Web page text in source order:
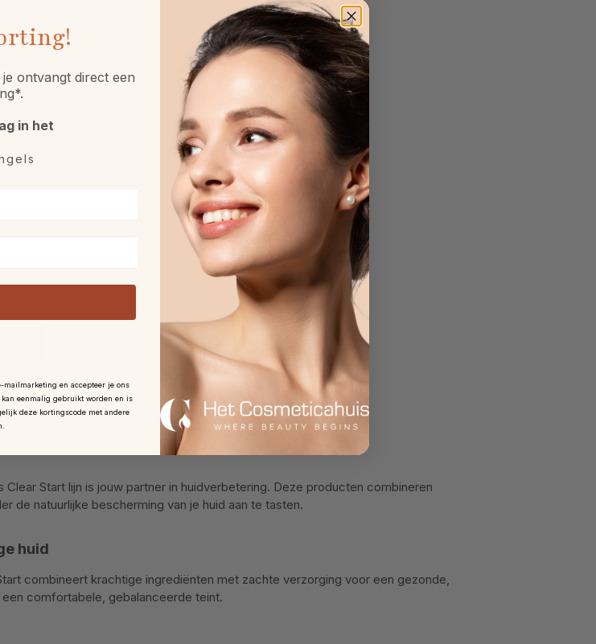
15ml
Start lijn is jouw partner in huidverbetering. Deze producten combineren
de natuurlijke bescherming van je huid aan te tasten.
huid
combineert krachtige ingrediënten met zachte verzorging voor een gezonde,
comfortabele, gebalanceerde teint.
ontvangt direct een
in het
mailmarketing en accepteer je ons
kan eenmalig gebruikt worden en is
deze kortingscode met andere